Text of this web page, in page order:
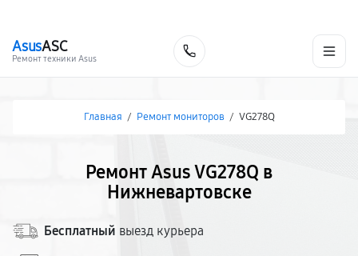
AsusASC
Ремонт техники Asus
Главная / Ремонт мониторов / VG278Q
Ремонт Asus VG278Q в
Нижневартовске
Бесплатный выезд курьера